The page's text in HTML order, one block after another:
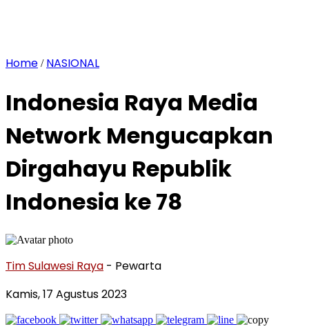
Home / NASIONAL
Indonesia Raya Media
Network Mengucapkan
Dirgahayu Republik
Indonesia ke 78
Tim Sulawesi Raya - Pewarta
Kamis, 17 Agustus 2023